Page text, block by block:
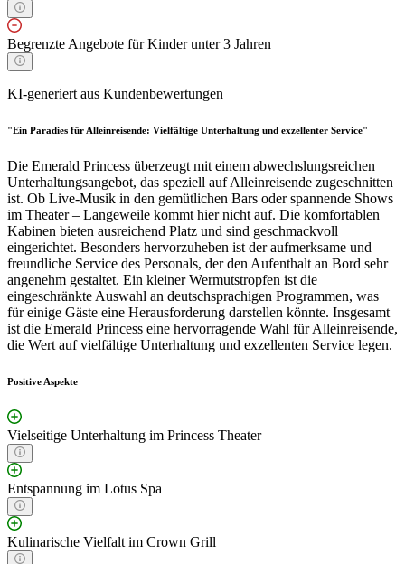
Begrenzte Angebote für Kinder unter 3 Jahren
KI-generiert aus Kundenbewertungen
"Ein Paradies für Alleinreisende: Vielfältige Unterhaltung und exzellenter Service"
Die Emerald Princess überzeugt mit einem abwechslungsreichen
Unterhaltungsangebot, das speziell auf Alleinreisende zugeschnitten
ist. Ob Live-Musik in den gemütlichen Bars oder spannende Shows
im Theater – Langeweile kommt hier nicht auf. Die komfortablen
Kabinen bieten ausreichend Platz und sind geschmackvoll
eingerichtet. Besonders hervorzuheben ist der aufmerksame und
freundliche Service des Personals, der den Aufenthalt an Bord sehr
angenehm gestaltet. Ein kleiner Wermutstropfen ist die
eingeschränkte Auswahl an deutschsprachigen Programmen, was
für einige Gäste eine Herausforderung darstellen könnte. Insgesamt
ist die Emerald Princess eine hervorragende Wahl für Alleinreisende,
die Wert auf vielfältige Unterhaltung und exzellenten Service legen.
Positive Aspekte
Vielseitige Unterhaltung im Princess Theater
Entspannung im Lotus Spa
Kulinarische Vielfalt im Crown Grill